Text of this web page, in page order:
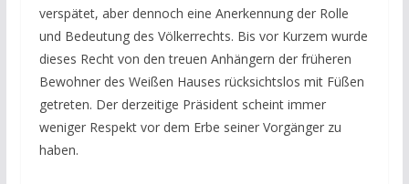
verspätet, aber dennoch eine Anerkennung der Rolle
und Bedeutung des Völkerrechts. Bis vor Kurzem wurde
dieses Recht von den treuen Anhängern der früheren
Bewohner des Weißen Hauses rücksichtslos mit Füßen
getreten. Der derzeitige Präsident scheint immer
weniger Respekt vor dem Erbe seiner Vorgänger zu
haben.